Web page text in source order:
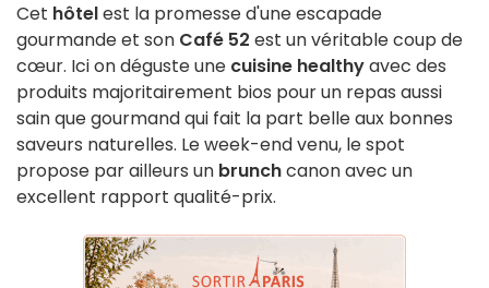
Cet hôtelest la promesse d'une escapade
gourmande et son Café 52 est un véritable coup de
cœur. Ici on déguste une cuisine healthyavec des
produits majoritairement bios pour un repas aussi
sain que gourmand qui fait la part belle aux bonnes
saveurs naturelles. Le week-end venu, le spot
propose par ailleurs un brunchcanon avec un
excellent rapport qualité-prix.